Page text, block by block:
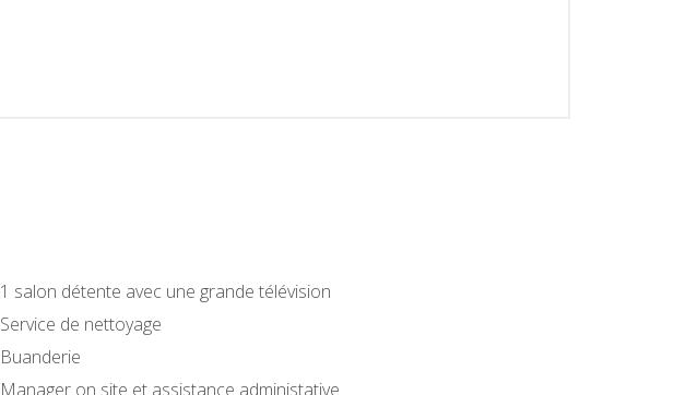
1 salon détente avec une grande télévision
Service de nettoyage
Buanderie
Manager on site et assistance administative